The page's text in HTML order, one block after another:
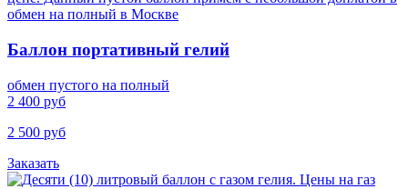
Баллон портативный гелий
обмен пустого на полный
2 400 руб
2 500 руб
Заказать